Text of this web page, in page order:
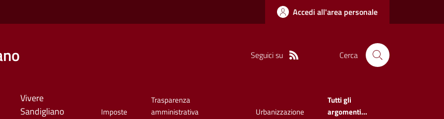
Accedi all'area personale
Seguici su Cerca
Vivere
Sandigliano
Imposte
Trasparenza
amministrativa
Urbanizzazione
Tutti gli
argomenti...